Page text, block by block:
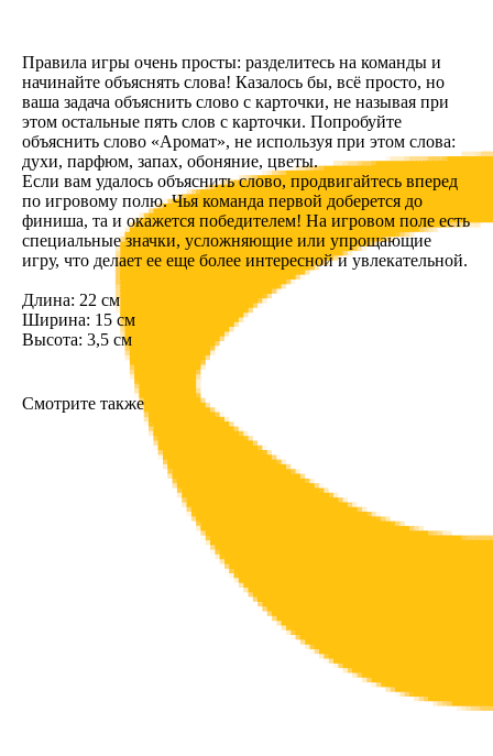
Правила игры очень просты: разделитесь на команды и
начинайте объяснять слова! Казалось бы, всё просто, но
ваша задача объяснить слово с карточки, не называя при
этом остальные пять слов с карточки. Попробуйте
объяснить слово «Аромат», не используя при этом слова:
духи, парфюм, запах, обоняние, цветы.
Если вам удалось объяснить слово, продвигайтесь вперед
по игровому полю. Чья команда первой доберется до
финиша, та и окажется победителем! На игровом поле есть
специальные значки, усложняющие или упрощающие
игру, что делает ее еще более интересной и увлекательной.
Длина: 22 см
Ширина: 15 см
Высота: 3,5 см
Смотрите также